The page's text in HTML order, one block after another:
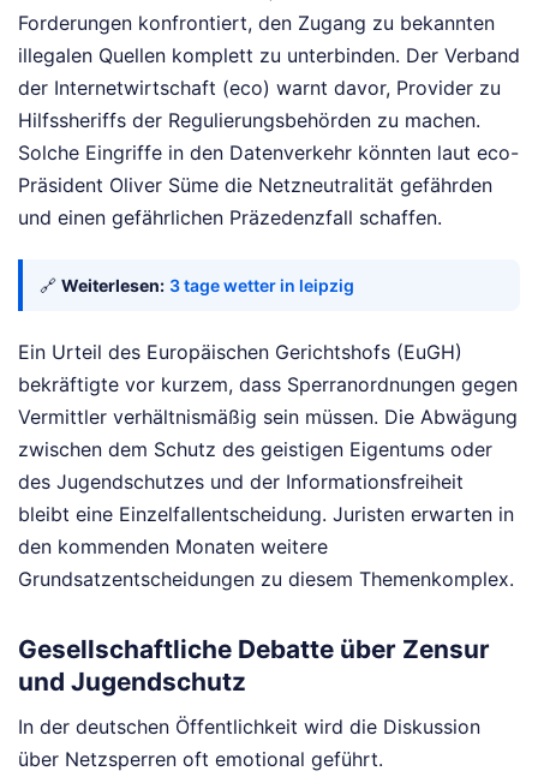
Forderungen konfrontiert, den Zugang zu bekannten
illegalen Quellen komplett zu unterbinden. Der Verband
der Internetwirtschaft (eco) warnt davor, Provider zu
Hilfssheriffs der Regulierungsbehörden zu machen.
Solche Eingriffe in den Datenverkehr könnten laut eco-
Präsident Oliver Süme die Netzneutralität gefährden
und einen gefährlichen Präzedenzfall schaffen.
🔗 Weiterlesen: 3 tage wetter in leipzig
Ein Urteil des Europäischen Gerichtshofs (EuGH)
bekräftigte vor kurzem, dass Sperranordnungen gegen
Vermittler verhältnismäßig sein müssen. Die Abwägung
zwischen dem Schutz des geistigen Eigentums oder
des Jugendschutzes und der Informationsfreiheit
bleibt eine Einzelfallentscheidung. Juristen erwarten in
den kommenden Monaten weitere
Grundsatzentscheidungen zu diesem Themenkomplex.
Gesellschaftliche Debatte über Zensur
und Jugendschutz
In der deutschen Öffentlichkeit wird die Diskussion
über Netzsperren oft emotional geführt.